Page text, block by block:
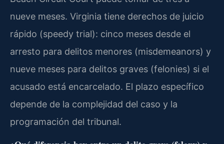
nueve meses. Virginia tiene derechos de juicio
rápido (speedy trial): cinco meses desde el
arresto para delitos menores (misdemeanors) y
nueve meses para delitos graves (felonies) si el
acusado está encarcelado. El plazo específico
depende de la complejidad del caso y la
programación del tribunal.